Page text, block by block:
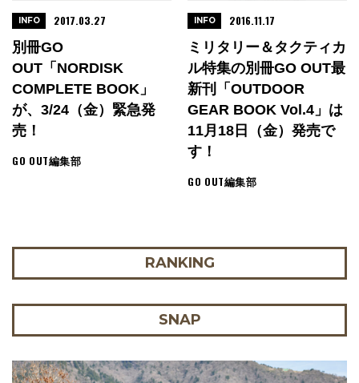
別冊GO
OUT「NORDISK
COMPLETE BOOK」
が、3/24（金）緊急発
売！
GO OUT編集部
INFO 2017.03.27
ミリタリー＆タクティカ
ル特集の別冊GO OUT最
新刊「OUTDOOR
GEAR BOOK Vol.4」は
11月18日（金）発売で
す！
GO OUT編集部
INFO 2016.11.17
RANKING
SNAP